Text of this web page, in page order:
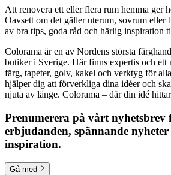
Att renovera ett eller flera rum hemma ger
Oavsett om det gäller uterum, sovrum eller
av bra tips, goda råd och härlig inspiration
Colorama är en av Nordens största
butiker i Sverige. Här finns expertis och ett
färg, tapeter, golv, kakel och verktyg för
hjälper dig att förverkliga dina idéer och
njuta av länge. Colorama – där din idé
Prenumerera på vårt nyhetsbrev
erbjudanden, spännande
inspiration.
Gå med